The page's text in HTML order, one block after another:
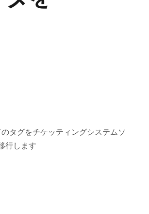
タグをチケッティングシステムソ
行します